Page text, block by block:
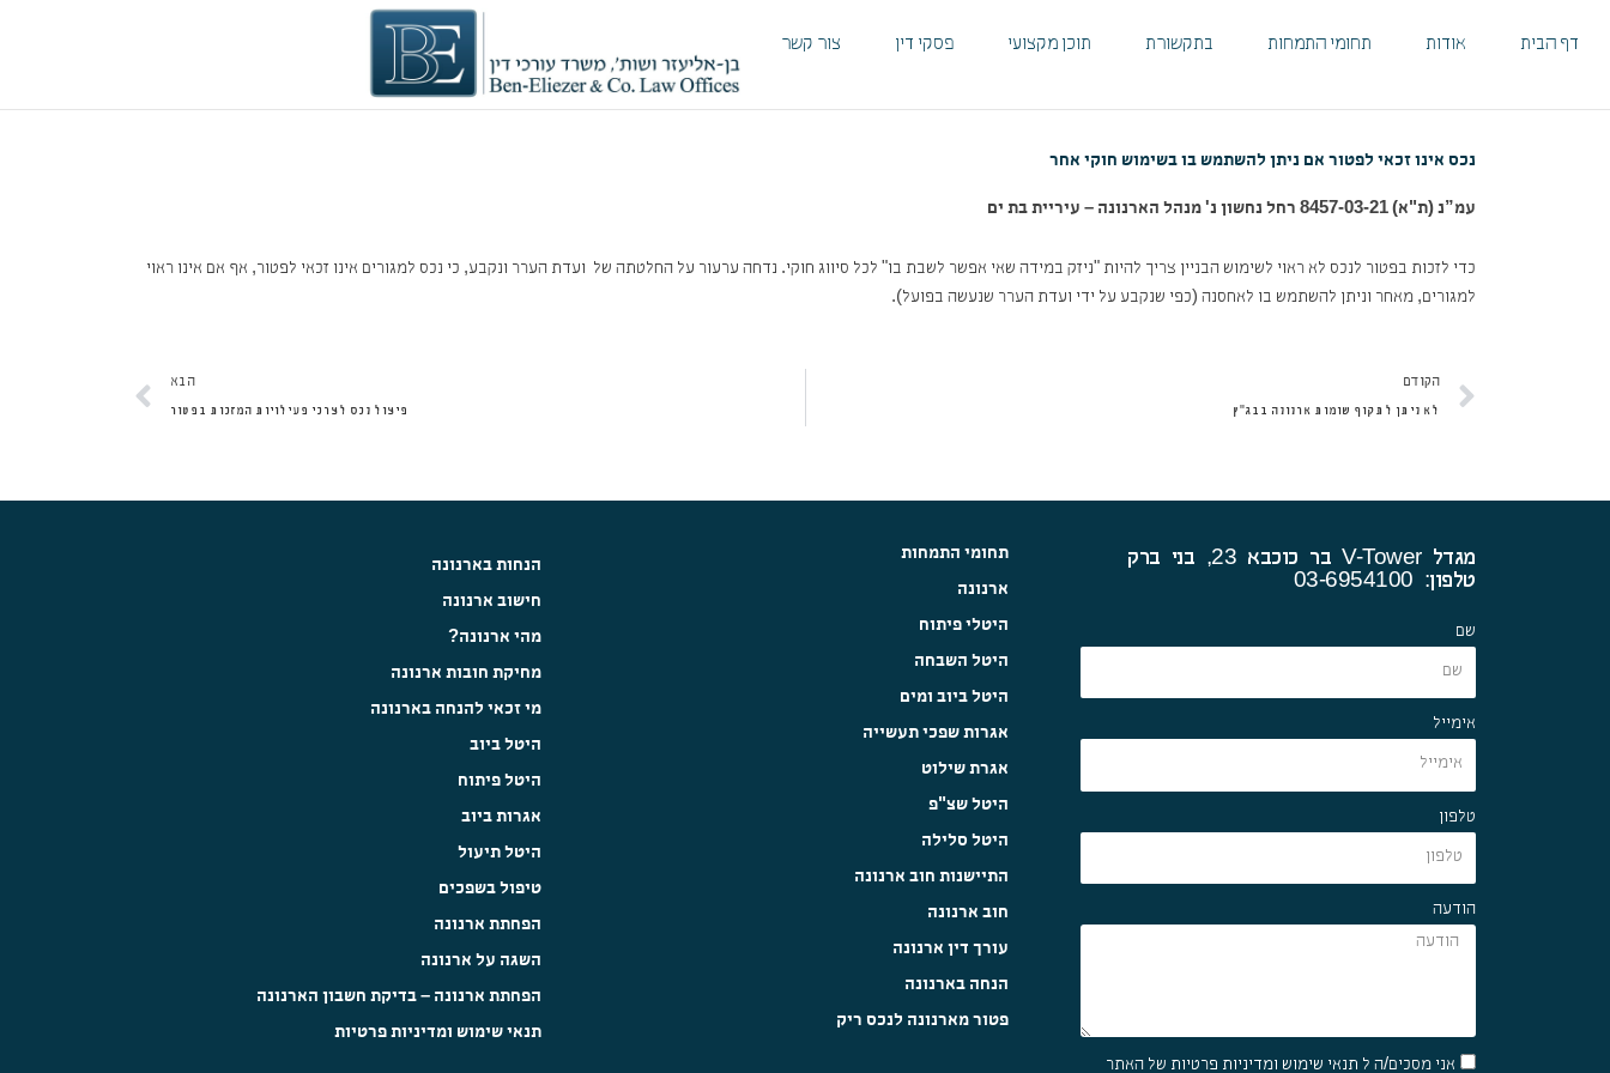
לתוכןדף הבית אודות תחומי התמחות בתקשורת תוכן מקצועי פסקי דין צור קשר
נכס אינו זכאי לפטור אם ניתן להשתמש בו בשימוש חוקי אחר
עמ”נ (ת"א) 8457-03-21‏ ‏רחל נחשון נ' מנהל הארנונה – עיריית בת ים‏
כדי לזכות בפטור לנכס לא ראוי לשימוש הבניין צריך להיות "ניזק במידה שאי אפשר לשבת בו" לכל סיווג חוקי. נדחה ערעור על החלטתה של ועדת הערר ונקבע, כי נכס למגורים אינו זכאי לפטור, אף אם אינו ראוי
למגורים, מאחר וניתן להשתמש בו לאחסנה (כפי שנקבע על ידי ועדת הערר שנעשה בפועל).
קודם
הקודם
לא ניתן לתקוף שומות ארנונה בבג"ץ
הבא
פיצול נכס לצרכי פעילויות המזכות בפטור
מגדל V-Tower בר כוכבא 23, בני ברק
טלפון: 03-6954100
שם
אימייל
טלפון
הודעה
אני מסכים/ה ל תנאי שימוש ומדיניות פרטיות של האתר
תחומי התמחות
ארנונה
היטלי פיתוח
היטל השבחה
היטל ביוב ומים
אגרות שפכי תעשייה
אגרת שילוט
היטל שצ"פ
היטל סלילה
התיישנות חוב ארנונה
חוב ארנונה
עורך דין ארנונה
הנחה בארנונה
פטור מארנונה לנכס ריק
הנחות בארנונה
חישוב ארנונה
מהי ארנונה?
מחיקת חובות ארנונה
מי זכאי להנחה בארנונה
היטל ביוב
היטל פיתוח
אגרות ביוב
היטל תיעול
טיפול בשפכים
הפחתת ארנונה
השגה על ארנונה
הפחתת ארנונה – בדיקת חשבון הארנונה
תנאי שימוש ומדיניות פרטיות